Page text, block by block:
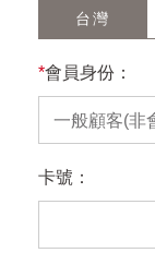
台灣
*會員身份：
一般顧客(非
卡號：